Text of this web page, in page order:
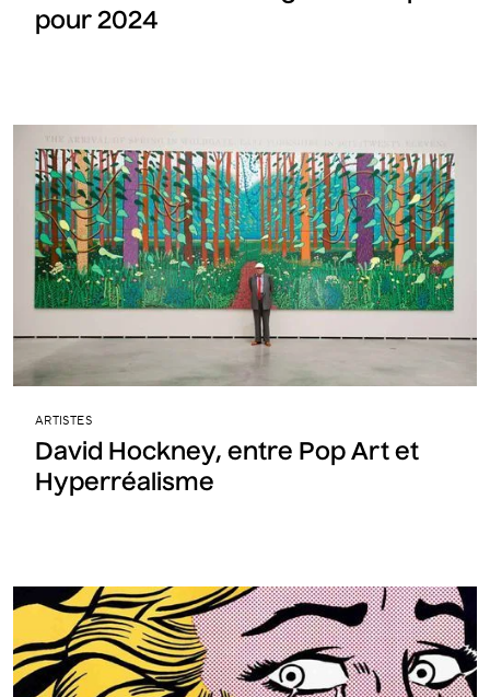
pour 2024
ARTISTES
David Hockney, entre Pop Art et
Hyperréalisme